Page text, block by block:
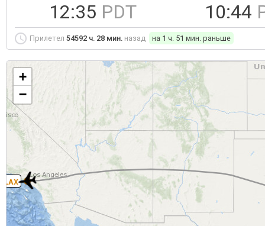
12:35 PDT 10:44
Прилетел 54592 ч. 28 мин. назад на 1 ч. 51 мин. раньше
LAX
+
−